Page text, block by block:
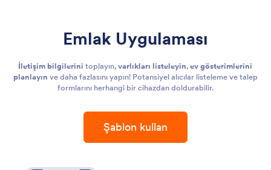
Emlak Uygulaması
İletişim bilgilerini toplayın,varlıkları listeleyin,ev gösterimlerini
planlayın ve daha fazlasını yapın! Potansiyel alıcılar listeleme ve talep
formlarını herhangi bir cihazdan doldurabilir.
Şablon kullan